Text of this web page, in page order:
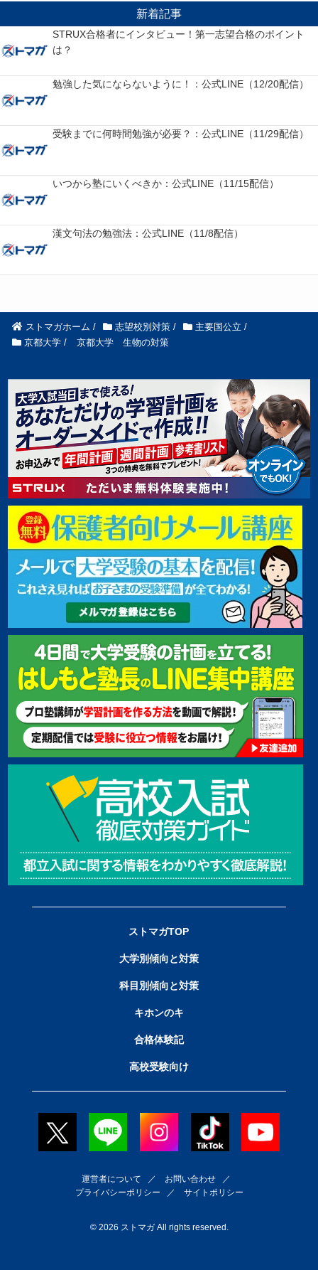
新着記事
STRUX合格者にインタビュー！第一志望合格のポイント
は？
勉強した気にならないように！：公式LINE（12/20配信）
受験までに何時間勉強が必要？：公式LINE（11/29配信）
いつから塾にいくべきか：公式LINE（11/15配信）
漢文句法の勉強法：公式LINE（11/8配信）
ストマガホーム / 志望校別対策 / 主要国公立 /
京都大学 / 京都大学 生物の対策
ストマガTOP
大学別傾向と対策
科目別傾向と対策
キホンのキ
合格体験記
高校受験向け
運営者について ／ お問い合わせ／
プライバシーポリシー ／ サイトポリシー
© 2026 ストマガ All rights reserved.